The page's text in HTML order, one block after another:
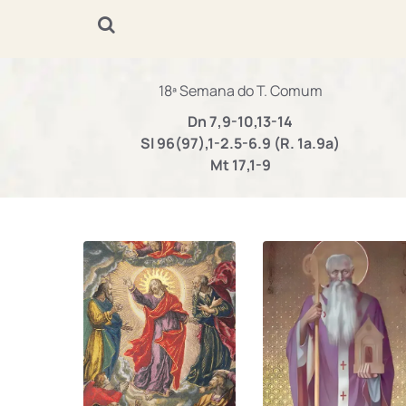
18ª Semana do T. Comum
Dn 7,9-10,13-14
Sl 96(97),1-2.5-6.9 (R. 1a.9a)
Mt 17,1-9